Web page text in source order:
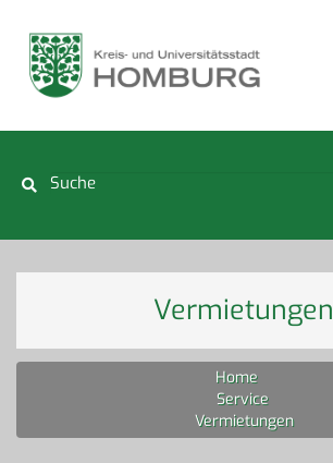
Vermietungen
Home
Service
Vermietungen